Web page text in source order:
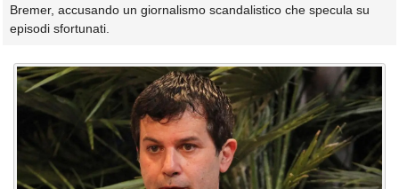
Bremer, accusando un giornalismo scandalistico che specula su
episodi sfortunati.